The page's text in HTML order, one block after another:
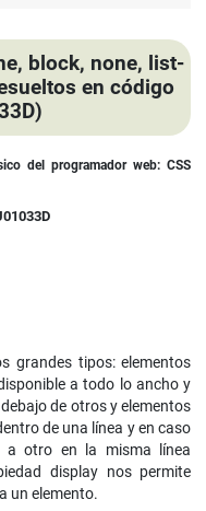
block, none, list-
en código
del programador web: CSS
grandes tipos: elementos
a todo lo ancho y
de otros y elementos
de una línea y en caso
otro en la misma línea
display nos permite
un elemento.